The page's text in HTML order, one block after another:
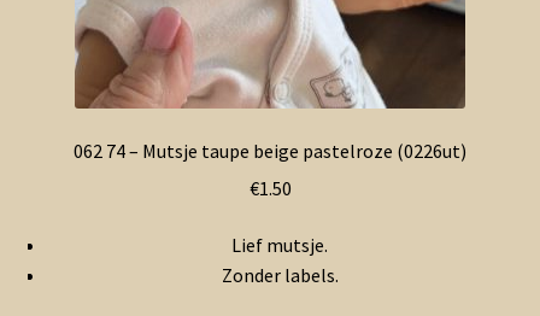
062 74 – Mutsje taupe beige pastelroze (0226ut)
€1.50
Lief mutsje.
Zonder labels.